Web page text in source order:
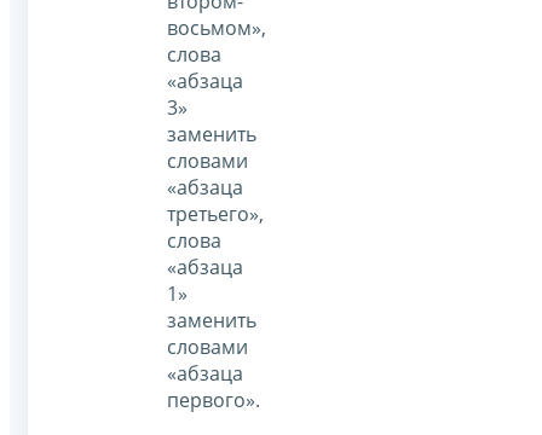
восьмом»,
слова
«абзаца
3»
заменить
словами
«абзаца
третьего»,
слова
«абзаца
1»
заменить
словами
«абзаца
первого».